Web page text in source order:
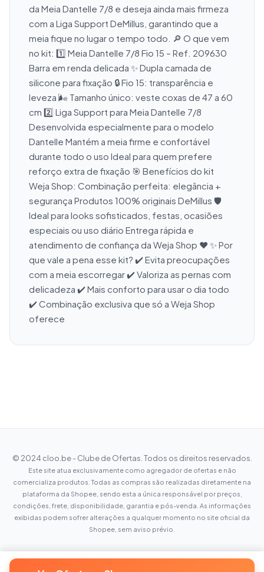
da Meia Dantelle 7/8 e deseja ainda mais firmeza
com a Liga Support DeMillus, garantindo que a
meia fique no lugar o tempo todo. 🔎 O que vem
no kit: 1️⃣ Meia Dantelle 7/8 Fio 15 – Ref. 209630
Barra em renda delicada ✨ Dupla camada de
silicone para fixação 🔒 Fio 15: transparência e
leveza 🌬️ Tamanho único: veste coxas de 47 a 60
cm 2️⃣ Liga Support para Meia Dantelle 7/8
Desenvolvida especialmente para o modelo
Dantelle Mantém a meia firme e confortável
durante todo o uso Ideal para quem prefere
reforço extra de fixação 🎯 Benefícios do kit
Weja Shop: Combinação perfeita: elegância +
segurança Produtos 100% originais DeMillus 🛡️
Ideal para looks sofisticados, festas, ocasiões
especiais ou uso diário Entrega rápida e
atendimento de confiança da Weja Shop ❤️ ✨ Por
que vale a pena esse kit? ✔️ Evita preocupações
com a meia escorregar ✔️ Valoriza as pernas com
delicadeza ✔️ Mais conforto para usar o dia todo
✔️ Combinação exclusiva que só a Weja Shop
oferece
© 2024 cloo.be - Clube de Ofertas. Todos os direitos reservados.
Este site atua exclusivamente como agregador de ofertas e não
comercializa produtos. Todas as compras são realizadas diretamente na
plataforma da Shopee, sendo esta a única responsável por preços,
condições, frete, disponibilidade, garantia e pós-venda. As informações
exibidas podem sofrer alterações a qualquer momento no site oficial da
Shopee, sem aviso prévio.